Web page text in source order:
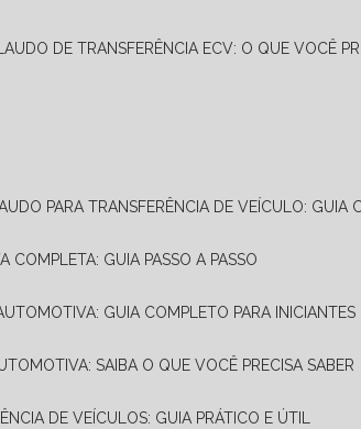
DE TRANSFERÊNCIA ECV: O QUE VOCÊ
PARA TRANSFERÊNCIA DE VEÍCULO: GUIA
COMPLETA: GUIA PASSO A PASSO
GUIA COMPLETO PARA INICIANTES
SAIBA O QUE VOCÊ PRECISA SABER
DE VEÍCULOS: GUIA PRÁTICO E ÚTIL